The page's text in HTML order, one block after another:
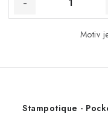
Motiv
Stampotique -